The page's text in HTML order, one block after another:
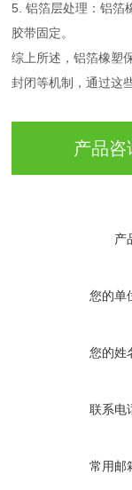
5. 铝箔层处理：铝箔
胶带固定。
综上所述，铝箔橡塑
封闭等机制，通过这
产品咨
产
您的单
您的姓
联系电
常用邮